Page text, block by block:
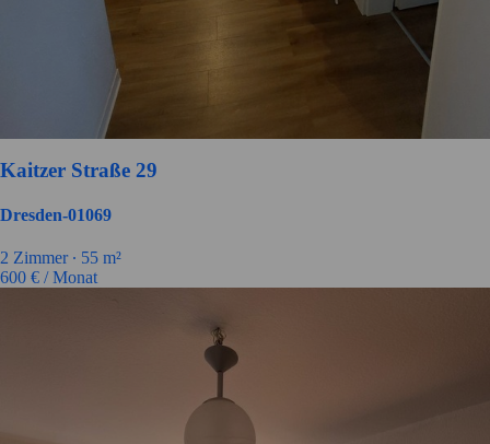
Kaitzer Straße 29
Dresden-01069
2 Zimmer ∙ 55 m²
600 € / Monat